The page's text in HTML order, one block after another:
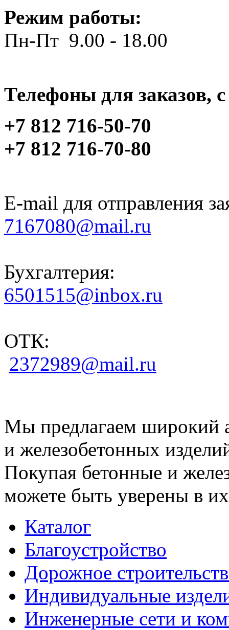
Режим работы:
Пн-Пт 9.00 - 18.00
Телефоны для заказов,
+7 812 716-50-70
+7 812 716-70-80
E-mail для отправления
7167080@mail.ru
Бухгалтерия:
6501515@inbox.ru
ОТК:
2372989@mail.ru
Мы предлагаем широкий
и железобетонных
Покупая бетонные и
можете быть уверены в их
Каталог
Благоустройство
Дорожное
Индивидуальные
Инженерные сети и